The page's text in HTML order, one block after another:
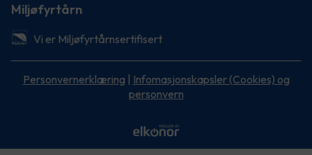
Miljøfyrtårn
Vi er Miljøfyrtårnsertifisert
Personvernerklæring | Infomasjonskapsler (Cookies) og
personvern